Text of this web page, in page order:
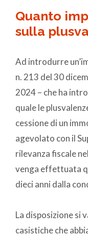
Quanto
sulla
Ad introdurre
n. 213 del 30
2024 – che ha
quale le
cessione di un
agevolato con il
rilevanza fiscale
venga effettuata
dieci anni dalla
La disposizione si
casistiche che